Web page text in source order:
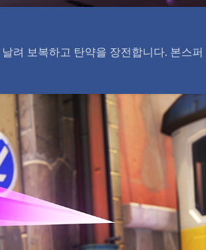
려 보복하고 탄약을 장전합니다. 본스퍼